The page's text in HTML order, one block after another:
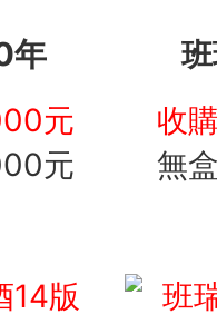
年
元
元
收
無